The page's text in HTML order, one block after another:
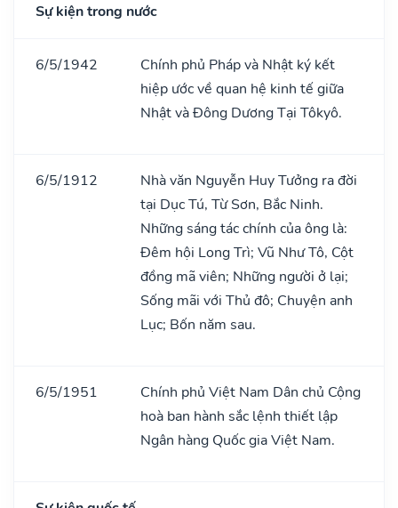
Sự kiện trong nước
6/5/1942
Chính phủ Pháp và Nhật ký kết
hiệp ước về quan hệ kinh tế giữa
Nhật và Đông Dương Tại Tôkyô.
6/5/1912
Nhà văn Nguyễn Huy Tưởng ra đời
tại Dục Tú, Từ Sơn, Bắc Ninh.
Những sáng tác chính của ông là:
Đêm hội Long Trì; Vũ Như Tô, Cột
đồng mã viên; Những người ở lại;
Sống mãi với Thủ đô; Chuyện anh
Lục; Bốn năm sau.
6/5/1951
Chính phủ Việt Nam Dân chủ Cộng
hoà ban hành sắc lệnh thiết lập
Ngân hàng Quốc gia Việt Nam.